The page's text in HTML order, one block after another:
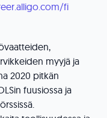
fi
myyjä ja
2020 pitkän
fuusiossa ja